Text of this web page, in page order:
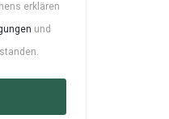
erklären
und